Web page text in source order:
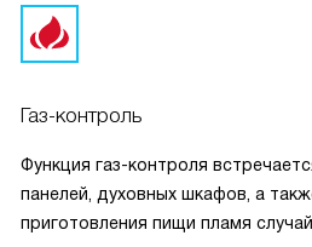
Я доволен покупкой. Этот
комфортным и удобным.
Газ-контроль
Функция газ-контроля
панелей, духовных шкафов, а
приготовления пищи пламя